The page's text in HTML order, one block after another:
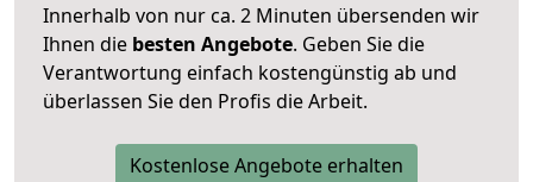
Innerhalb von nur ca. 2 Minuten übersenden wir
Ihnen die besten Angebote. Geben Sie die
Verantwortung einfach kostengünstig ab und
überlassen Sie den Profis die Arbeit.
Kostenlose Angebote erhalten